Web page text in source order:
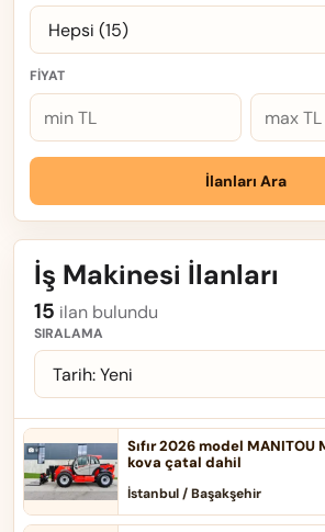
FIYAT
İlanları Ara
İş Makinesi İlanları
15 ilan bulundu
SIRALAMA
Sıfır 2026 model MANITOU
kova çatal dahil
İstanbul / Başakşehir